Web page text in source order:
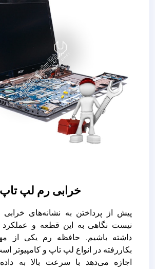
خرابی رم لپ تاپ
پیش از پرداختن به نشانه‌های
نیست نگاهی به این قطعه و
داشته باشیم. حافظه رم یکی از
بکاررفته در انواع لپ تاپ و کامپیوتر
اجازه می‌دهد ‌با سرعت بالا به